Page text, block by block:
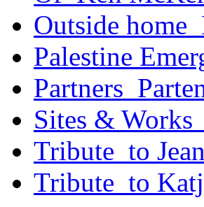
Outside
Palestine
Sites &
Tribute_to
Tribute_to